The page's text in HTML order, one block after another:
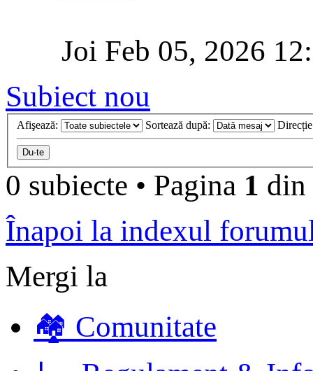
Joi Feb 05, 2026
Subiect nou
Afişează: Sortează după:
0 subiecte • Pagina 1 din
Înapoi la indexul
Mergi la
🏘️ Comunitate